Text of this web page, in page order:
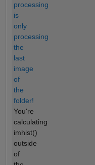
processing
is
only
processing
the
last
image
of
the
folder!
You're
calculating
imhist()
outside
of